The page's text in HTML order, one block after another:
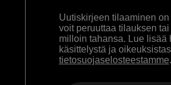
Uutiskirjeen tilaaminen
voit peruuttaa tilauksen
milloin tahansa. Lue lisää
käsittelystä ja
tietosuojaselosteestamme.